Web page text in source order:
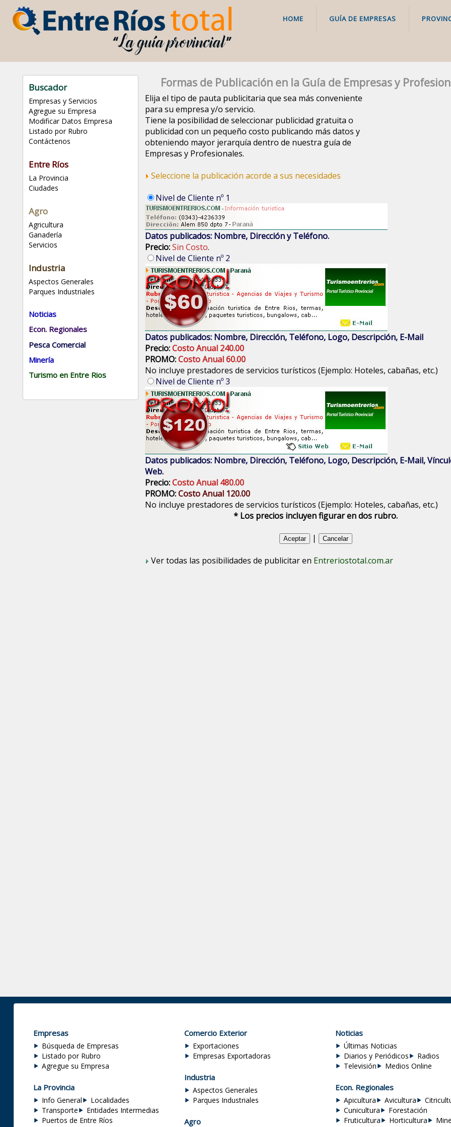
HOME GUÍA DE EMPRESAS
Buscador
Empresas y Servicios
Agregue su Empresa
Modificar Datos Empresa
Listado por Rubro
Contáctenos
Entre Ríos
La Provincia
Ciudades
Agro
Agricultura
Ganadería
Servicios
Industria
Aspectos Generales
Parques Industriales
Noticias
Econ. Regionales
Pesca Comercial
Minería
Turismo en Entre Rios
Formas de Publicación en la Guía de Empresas y
Elija el tipo de pauta publicitaria que sea más conveniente
para su empresa y/o servicio.
Tiene la posibilidad de seleccionar publicidad gratuita o
publicidad con un pequeño costo publicando más datos y
obteniendo mayor jerarquía dentro de nuestra guía de
Empresas y Profesionales.
Seleccione la publicación acorde a sus necesidades
Nivel de Cliente nº 1
Datos publicados: Nombre, Dirección y Teléfono.
Precio:Sin Costo.
Nivel de Cliente nº 2
Datos publicados: Nombre, Dirección, Teléfono, Logo, Descripción, E-Mail
Precio:Costo Anual 240.00
PROMO:Costo Anual 60.00
No incluye prestadores de servicios turísticos (Ejemplo: Hoteles, cabañas, etc.)
Nivel de Cliente nº 3
Datos publicados: Nombre, Dirección, Teléfono, Logo, Descripción, E-Mail,
Web.
Precio:Costo Anual 480.00
PROMO:Costo Anual 120.00
No incluye prestadores de servicios turísticos (Ejemplo: Hoteles, cabañas, etc.)
* Los precios incluyen figurar en dos rubro.
|
Ver todas las posibilidades de publicitar en Entreriostotal.com.ar
Empresas
Búsqueda de Empresas
Listado por Rubro
Agregue su Empresa
La Provincia
Info General
Localidades
Transporte
Entidades Intermedias
Puertos de Entre Ríos
Comercio Exterior
Exportaciones
Empresas Exportadoras
Industria
Aspectos Generales
Parques Industriales
Agro
Noticias
Últimas Noticias
Diarios y Periódicos
Radios
Televisión
Medios Online
Econ. Regionales
Apicultura Avicultura
Cunicultura
Forestación
Fruticultura
Horticultura